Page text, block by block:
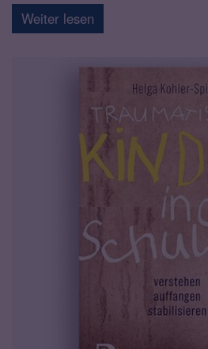
Weiter lesen